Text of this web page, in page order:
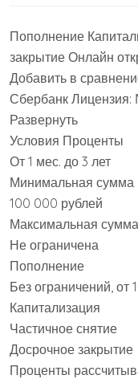
Пополнение
закрытие Онлайн
Добавить в
Сбербанк Лицензия:
Развернуть
Условия Проценты
От 1 мес. до 3 лет
Минимальная сумма
100 000 рублей
Максимальная сумма
Не ограничена
Пополнение
Без ограничений, от
Капитализация
Частичное снятие
Досрочное закрытие
Проценты